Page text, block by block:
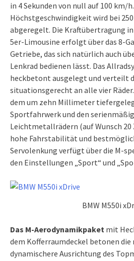
in 4 Sekunden von null auf 100 km/
Höchstgeschwindigkeit wird bei
abgeregelt. Die Kraftübertragung
5er-Limousine erfolgt über das 8-
Getriebe, das sich natürlich auch
Lenkrad bedienen lässt. Das
heckbetont ausgelegt und verteilt
situationsgerecht an alle vier
dem um zehn Millimeter
Sportfahrwerk und den
Leichtmetallrädern (auf Wunsch
hohe Fahrstabilität und
Servolenkung verfügt über die M-
den Einstellungen „Sport“ und
BMW M550i
Das M-Aerodynamikpaket mit
dem Kofferraumdeckel betonen die
dynamischere Ausrichtung des